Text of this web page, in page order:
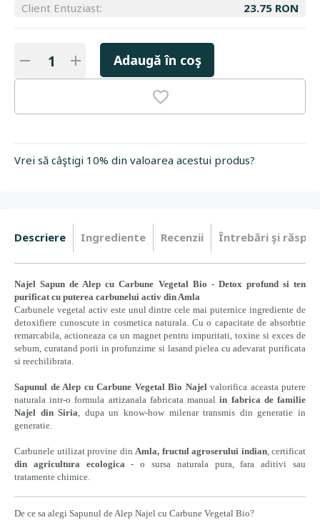
Client Entuziast:
23.75 RON
Adaugă în coş
Vrei să câştigi 10% din valoarea acestui produs?
Descriere Ingrediente Recenzii Întrebări şi
Najel Sapun de Alep cu Carbune Vegetal Bio - Detox profund si ten
purificat cu puterea carbunelui activ din Amla
Carbunele vegetal activ este unul dintre cele mai puternice ingrediente de
detoxifiere cunoscute in cosmetica naturala. Cu o capacitate de absorbtie
remarcabila, actioneaza ca un magnet pentru impuritati, toxine si exces de
sebum, curatand porii in profunzime si lasand pielea cu adevarat purificata
si reechilibrata.
Sapunul de Alep cu Carbune Vegetal Bio Najelvalorifica aceasta putere
naturala intr-o formula artizanala fabricata manualin fabrica de familie
Najel din Siria, dupa un know-how milenar transmis din generatie in
generatie.
Carbunele utilizat provine din Amla, fructul agroserului indian, certificat
din agricultura ecologica- o sursa naturala pura, fara aditivi sau
tratamente chimice.
De ce sa alegi Sapunul de Alep Najel cu Carbune Vegetal Bio?